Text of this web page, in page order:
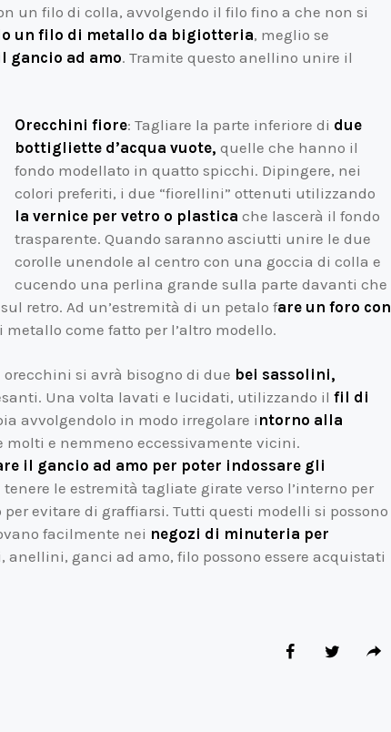
un filo di colla, avvolgendo il filo fino a che non si
un filo di metallo da bigiotteria, meglio se
gancio ad amo. Tramite questo anellino unire il
Orecchini fiore: Tagliare la parte inferiore di due
bottigliette d’acqua vuote, quelle che hanno il
fondo modellato in quatto spicchi. Dipingere, nei
colori preferiti, i due “fiorellini” ottenuti utilizzando
la vernice per vetro o plastica che lascerà il fondo
trasparente. Quando saranno asciutti unire le due
corolle unendole al centro con una goccia di colla e
cucendo una perlina grande sulla parte davanti che
retro. Ad un’estremità di un petalo fare un foro con
come fatto per l’altro modello.
orecchini si avrà bisogno di due bei sassolini,
Una volta lavati e lucidati, utilizzando il fil di
avvolgendolo in modo irregolare i ntorno alla
molti e nemmeno eccessivamente vicini.
il gancio ad amo per poter indossare gli
tenere le estremità tagliate girate verso l’interno per
evitare di graffiarsi. Tutti questi modelli si possono
facilmente nei negozi di minuteria per
anellini, ganci ad amo, filo possono essere acquistati